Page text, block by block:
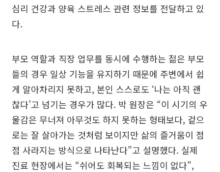
심리 건강과 양육 스트레스 관련 정보를 전달하고 있
다.
부모 역할과 직장 업무를 동시에 수행하는 젊은 부모
들의 경우 일상 기능을 유지하기 때문에 주변에서 쉽
게 알아차리지 못하고, 본인 스스로도 ‘나는 아직 괜
찮다’고 넘기는 경우가 많다. 박 원장은 “이 시기의 우
울감은 무너져 아무것도 하지 못하는 형태보다, 겉으
로는 잘 살아가는 것처럼 보이지만 삶의 즐거움이 점
점 사라지는 방식으로 나타난다”고 설명했다. 실제
진료 현장에서는 “쉬어도 회복되는 느낌이 없다”,